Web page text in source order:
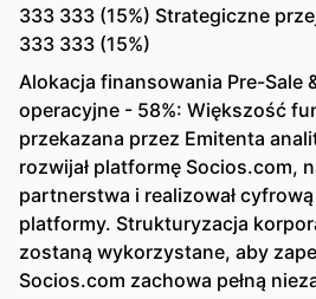
333 333 (15%) Strategiczne
333 333 (15%)
Alokacja finansowania Pre-Sale
operacyjne - 58%: Większość
przekazana przez Emitenta
rozwijał platformę Socios.com,
partnerstwa i realizował
platformy. Strukturyzacja
zostaną wykorzystane, aby
Socios.com zachowa pełną